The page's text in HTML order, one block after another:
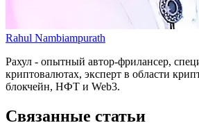
Rahul Nambiampurath
Рахул - опытный автор-фрилансер,
криптовалютах, эксперт в области
блокчейн, НФТ и Web3.
Связанные статьи